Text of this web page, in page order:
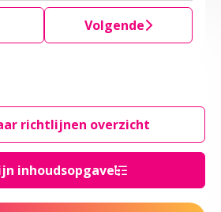
inhoudsopgave
Volgende
richtlijnen overzicht